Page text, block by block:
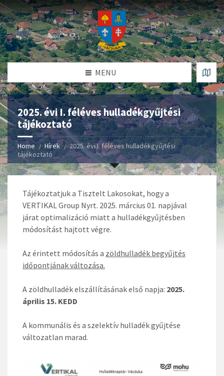
MENU
2025. évi I. féléves hulladékgyűjtési
tájékoztató
Home Hírek
2025. évi I. féléves hulladékgyűjtési
tájékoztató
Tájékoztatjuk a Tisztelt Lakosokat, hogy a
VERTIKAL Group Nyrt. 2025. március 01. napjával
járat optimalizáció miatt a hulladékgyűjtésben
módosítást hajtott végre.
Az érintett módosítás a zöldhulladék begyűjtés
időpontjának változása.
A zöldhulladék elszállításának első napja: 2025.
április 15. KEDD
A kommunális és a szelektív hulladék gyűjtése
változatlan marad.